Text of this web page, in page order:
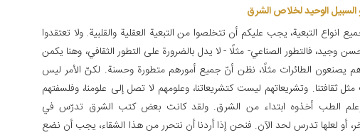
السبيل الوحيد لخلاص الشرق‏
انواع التبعية، يجب عليكم أن تتخلصوا من التبعية العقلية والقلبية. ولا تعتقدوا
وجيد، فالتطور الصناعي- مثلًا - لا يدل بالضرورة على التطور الثقافي، وهنا يكمن
يصنعون الطائرات مثلًا، نظن أنّ جميع أمورهم متطورة وحسنة. لكنّ الأمر ليس
ثقافتنا. وتشريعاتهم ليست كتشريعاتنا، وعلومهم لا تصل إلى علومنا، وفلسفتهم
الطب أخذوه ابتداء من الشرق. ولقد كانت بعض كتب الشرق تدرّس في
أو لعلها تدرس لحد الآن. فنحن إذا أردنا أن نتحرر من هذا الشقاء، يجب أن نضع